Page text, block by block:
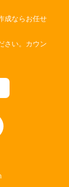
成ならお任せ
さい。カウン